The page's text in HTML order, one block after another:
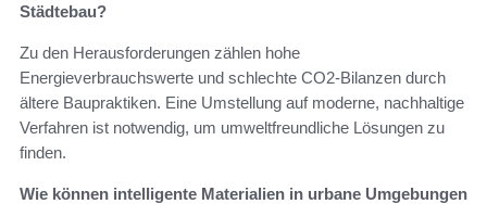
Städtebau?
Zu den Herausforderungen zählen hohe
Energieverbrauchswerte und schlechte CO2-Bilanzen durch
ältere Baupraktiken. Eine Umstellung auf moderne, nachhaltige
Verfahren ist notwendig, um umweltfreundliche Lösungen zu
finden.
Wie können intelligente Materialien in urbane Umgebungen